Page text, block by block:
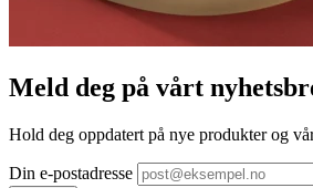
Meld deg på vårt
Hold deg oppdatert på nye produkter og
Din e-postadresse